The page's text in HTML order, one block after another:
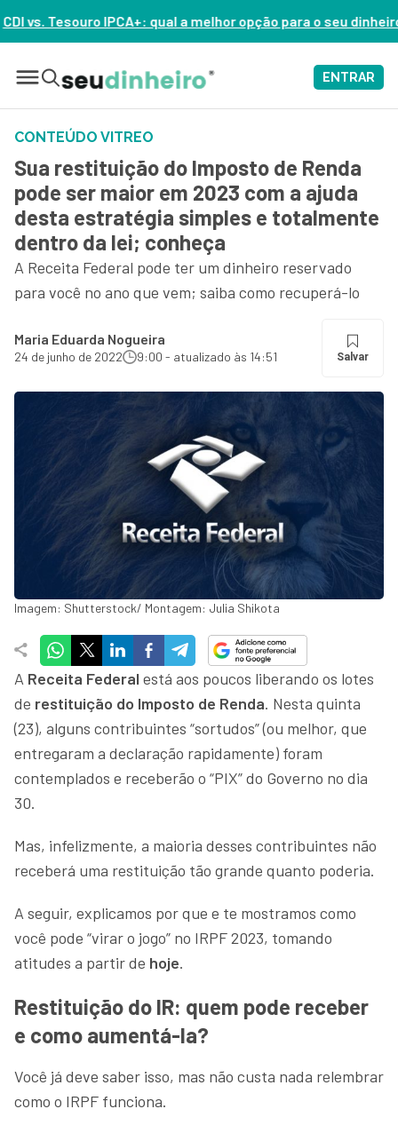
IPCA+: qual a melhor opção para o seu dinheiro hoje? –
ENTRAR
CONTEÚDO VITREO
Sua restituição do Imposto de Renda
pode ser maior em 2023 com a ajuda
desta estratégia simples e totalmente
dentro da lei; conheça
A Receita Federal pode ter um dinheiro reservado
para você no ano que vem; saiba como recuperá-lo
Maria Eduarda Nogueira
24 de junho de 2022 9:00 - atualizado às 14:51 Salvar
Imagem: Shutterstock/ Montagem: Julia Shikota
A Receita Federal está aos poucos liberando os lotes
de restituição do Imposto de Renda. Nesta quinta
(23), alguns contribuintes “sortudos” (ou melhor, que
entregaram a declaração rapidamente) foram
contemplados e receberão o “PIX” do Governo no dia
30.
Mas, infelizmente, a maioria desses contribuintes não
receberá uma restituição tão grande quanto poderia.
A seguir, explicamos por que e te mostramos como
você pode “virar o jogo” no IRPF 2023, tomando
atitudes a partir de hoje.
Restituição do IR: quem pode receber
e como aumentá-la?
Você já deve saber isso, mas não custa nada relembrar
como o IRPF funciona.